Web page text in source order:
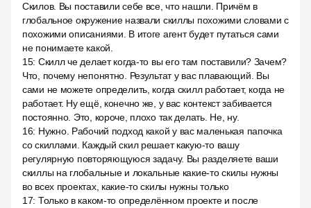
Скилов. Вы поставили себе все, что нашли. Причём в
глобальное окружение назвали скиллы похожими словами с
похожими описаниями. В итоге агент будет путаться сами
не понимаете какой.
15: Скилл че делает когда-то вы его там поставили? Зачем?
Что, почему непонятно. Результат у вас плавающий. Вы
сами не можете определить, когда скилл работает, когда не
работает. Ну ещё, конечно же, у вас контекст забивается
постоянно. Это, короче, плохо так делать. Не, ну.
16: Нужно. Рабочий подход какой у вас маленькая папочка
со скиллами. Каждый скил решает какую-то вашу
регулярную повторяющуюся задачу. Вы разделяете ваши
скиллы на глобальные и локальные какие-то скилы нужны
во всех проектах, какие-то скилы нужны только
17: Только в каком-то определённом проекте и после